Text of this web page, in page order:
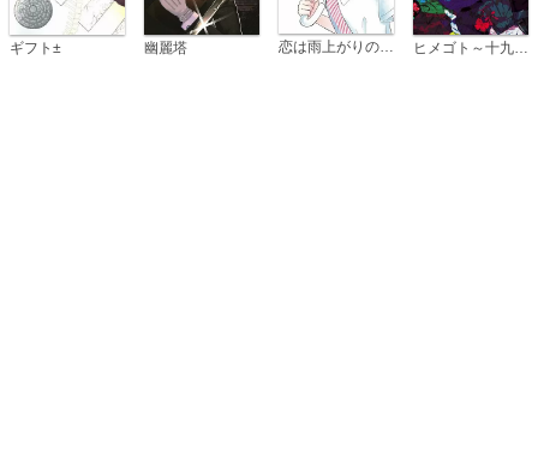
ギフト± 幽麗塔 恋は雨上がりのように